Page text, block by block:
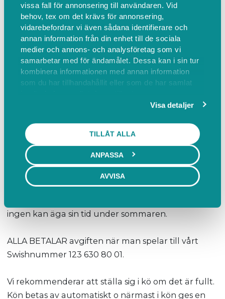
vissa fall för annonsering till användaren. Vid
behov, tex om det krävs för annonsering,
vidarebefordrar vi även sådana identifierare och
annan information från din enhet till de sociala
medier och annons- och analysföretag som vi
samarbetar med för ändamålet. Dessa kan i sin tur
kombinera informationen med annan information
som du har tillhandahållit eller som de har samlat
Visa detaljer
TILLÅT ALLA
ANPASSA
AVVISA
Välkomna till sommarpadeln, alla padlare
välkomna oberoende på grupp man spelar i.
Spelschema upprättas för varje grupp och vi
kommer vara 4-5 spelare per bana, alt 8-10 om vi
spelar över två banor. Allt beror på hur
kommande vecka.
Du kan boka/avboka dig senast kl. 20:00 dagen
innan. Vid akut förhinder meddela oss via SMS.
ingen kan äga sin tid under sommaren.
ALLA BETALAR avgiften när man spelar till vårt
Swishnummer 123 630 80 01.
Vi rekommenderar att ställa sig i kö om det är fullt.
Kön betas av automatiskt o närmast i kön ges en